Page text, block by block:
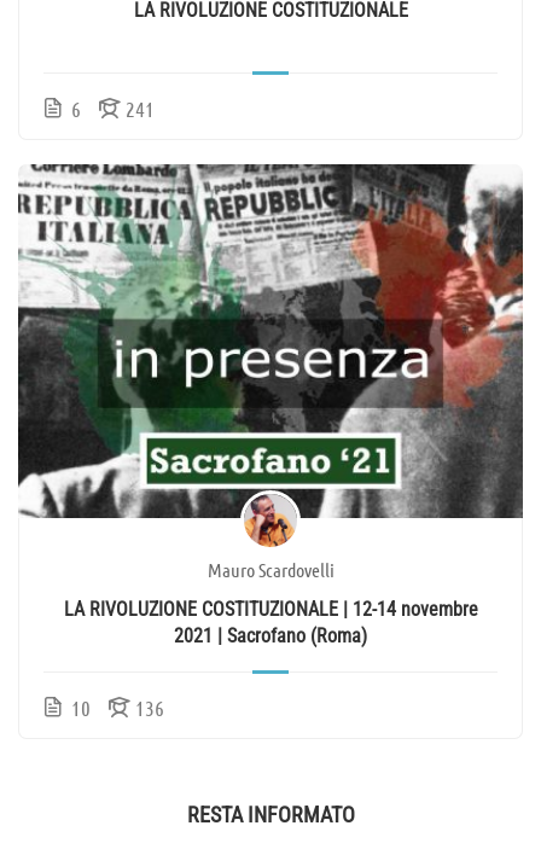
LA RIVOLUZIONE COSTITUZIONALE
6 241
Mauro Scardovelli
LA RIVOLUZIONE COSTITUZIONALE | 12-14 novembre
2021 | Sacrofano (Roma)
10 136
RESTA INFORMATO